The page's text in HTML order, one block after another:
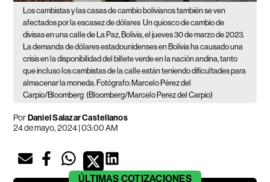
Los cambistas y las casas de cambio bolivianos también se ven
afectados por la escasez de dólares Un quiosco de cambio de
divisas en una calle de La Paz, Bolivia, el jueves 30 de marzo de 2023.
La demanda de dólares estadounidenses en Bolivia ha causado una
crisis en la disponibilidad del billete verde en la nación andina, tanto
que incluso los cambistas de la calle están teniendo dificultades para
almacenar la moneda. Fotógrafo: Marcelo Pérez del
Carpio/Bloomberg (Bloomberg/Marcelo Perez del Carpio)
PorDaniel Salazar Castellanos
24 de mayo, 2024 | 03:00 AM
ÚLTIMAS COTIZACIONES